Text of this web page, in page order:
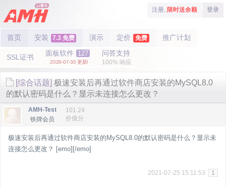
注册, 限时送余额 登录
首页 安装 7.3 免费 演示 定价 免费 推广计划
SSL证书 面板软件 127
2026-07-30 更新!
问答支持
100% 响应
[综合话题] 极速安装后再通过软件商店安装的MySQL8.0
的默认密码是什么？显示未连接怎么更改？
AMH-Test
铁牌会员
101.24
价值分
极速安装后再通过软件商店安装的MySQL8.0的默认密码是什么？显示未
连接怎么更改？ [emo][/emo]
2021-07-25 15:11:53 1